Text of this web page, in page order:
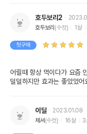
호두보리2
호두보리 (수컷) 1살
첫구매
어릴때 항상 먹이다가 요즘
덜덜하지만 효과는 좋았었
이딜
2023.01.08
체셔 (수컷) 16살